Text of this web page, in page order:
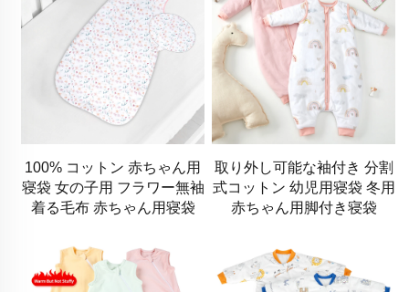
100% コットン 赤ちゃん用
寝袋 女の子用 フラワー無袖
着る毛布 赤ちゃん用寝袋
取り外し可能な袖付き 分割
式コットン 幼児用寝袋 冬用
赤ちゃん用脚付き寝袋